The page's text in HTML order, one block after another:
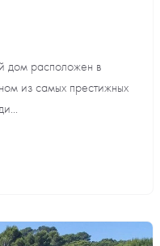
дом расположен в
из самых престижных